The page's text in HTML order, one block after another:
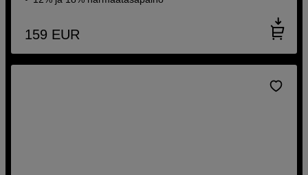
159 EUR